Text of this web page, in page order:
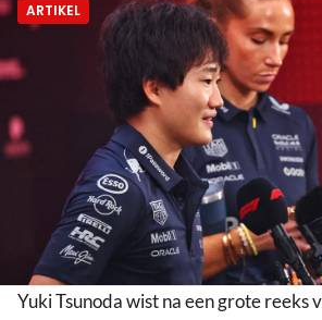
ARTIKEL
Yuki Tsunoda wist na een grote reeks